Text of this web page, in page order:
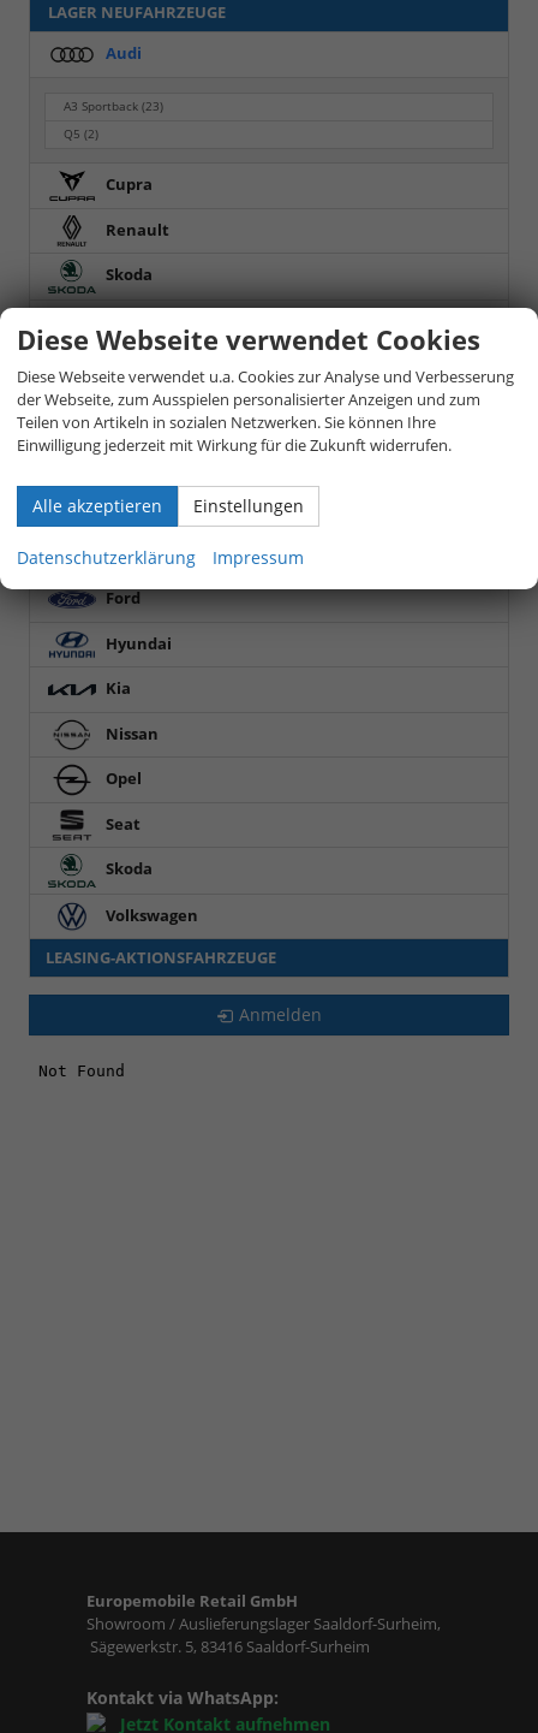
LAGER NEUFAHRZEUGE
Audi
A3 Sportback(23)
Q5(2)
Cupra
Renault
Skoda
Volkswagen
GEBRAUCHTFAHRZEUGE
Audi
Q3(3)
Cupra
Ford
Hyundai
Kia
Nissan
Opel
Seat
Skoda
Volkswagen
LEASING-AKTIONSFAHRZEUGE
Anmelden
Europemobile Retail GmbH
Showroom / Auslieferungslager Saaldorf-Surheim,
Sägewerkstr. 5, 83416 Saaldorf-Surheim
Kontakt via WhatsApp:
Jetzt Kontakt aufnehmen
Diese Webseite verwendet Cookies
Diese Webseite verwendet u.a. Cookies zur Analyse und Verbesserung
der Webseite, zum Ausspielen personalisierter Anzeigen und zum
Teilen von Artikeln in sozialen Netzwerken. Sie können Ihre
Einwilligung jederzeit mit Wirkung für die Zukunft widerrufen.
Alle akzeptieren Einstellungen
Datenschutzerklärung Impressum